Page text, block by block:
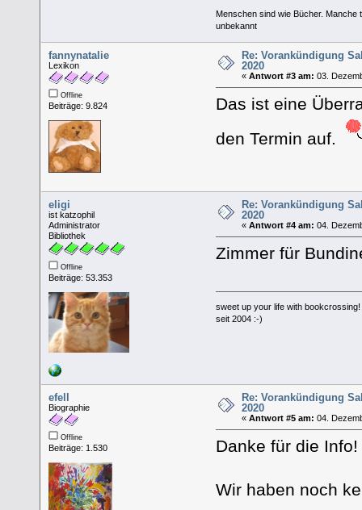
Menschen sind wie Bücher. Manche
unbekannt
fannynatalie
Lexikon
Offline
Beiträge: 9.824
Re: Vorankündigung
2020
«Antwort #3 am: 03.
Das ist eine
den Termin auf.
eligi
ist katzophil
Administrator
Bibliothek
Offline
Beiträge: 53.353
Re: Vorankündigung
2020
«Antwort #4 am: 04.
Zimmer für
sweet up your life with bookcrossing!
seit 2004 :-)
efell
Biographie
Offline
Beiträge: 1.530
Re: Vorankündigung
2020
«Antwort #5 am: 04.
Danke für die
Wir haben noch